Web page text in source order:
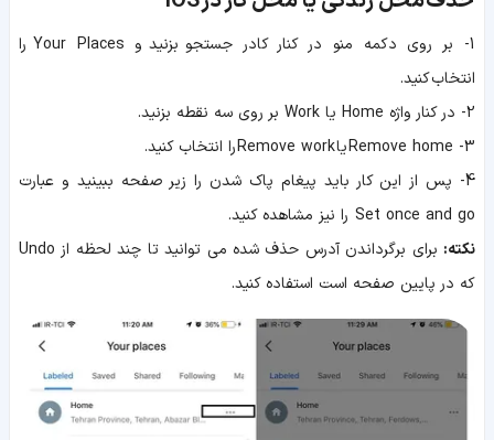
1- بر روی دکمه منو در کنار کادر جستجو بزنید و Your Places را
انتخاب کنید.
2- در کنار واژه Home یا Work بر روی سه نقطه بزنید.
3- Remove home یا Remove work را انتخاب کنید.
4- پس از این کار باید پیغام پاک شدن را زیر صفحه ببینید و عبارت
Set once and go را نیز مشاهده کنید.
نکته:
برای برگرداندن آدرس حذف شده می توانید تا چند لحظه از Undo
که در پایین صفحه است استفاده کنید.